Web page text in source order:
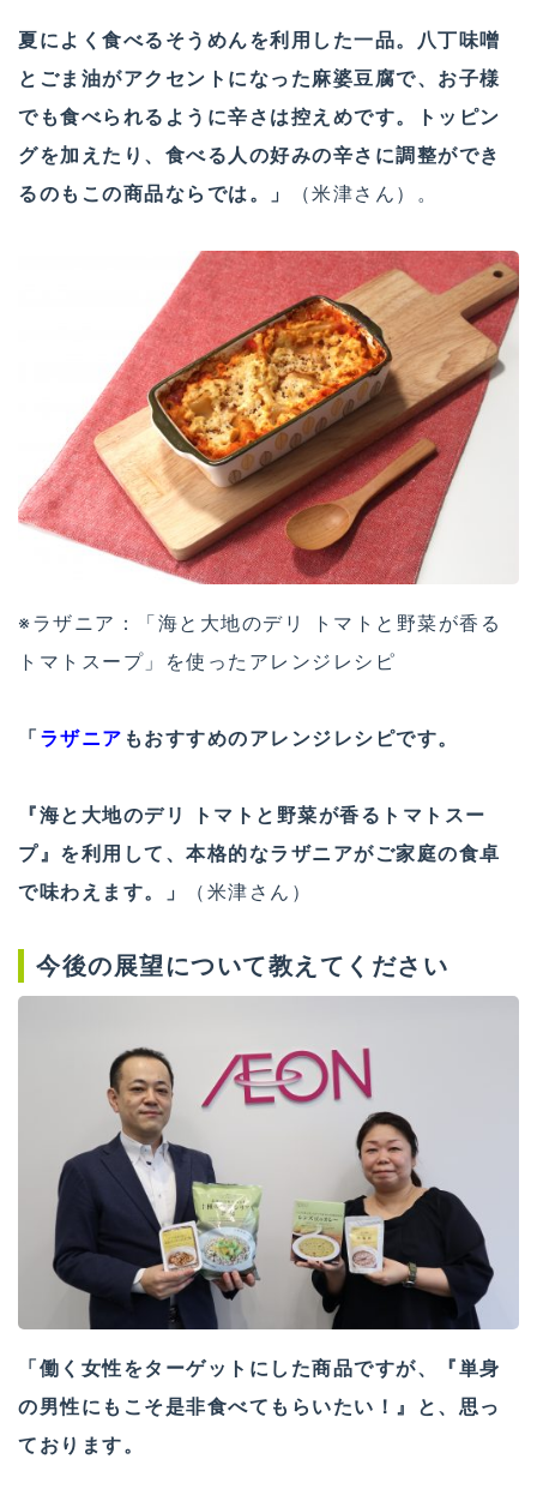
夏によく食べるそうめんを利用した一品。八丁味噌
とごま油がアクセントになった麻婆豆腐で、お子様
でも食べられるように辛さは控えめです。トッピン
グを加えたり、食べる人の好みの辛さに調整ができ
るのもこの商品ならでは。」
（米津さん）。
※ラザニア：「海と大地のデリ トマトと野菜が香る
トマトスープ」を使ったアレンジレシピ
「 ラザニア もおすすめのアレンジレシピです。
『海と大地のデリ トマトと野菜が香るトマトスー
プ』を利用して、本格的なラザニアがご家庭の食卓
で味わえます。」
（米津さん）
今後の展望について教えてください
「働く女性をターゲットにした商品ですが、『単身
の男性にもこそ是非食べてもらいたい！』と、思っ
ております。